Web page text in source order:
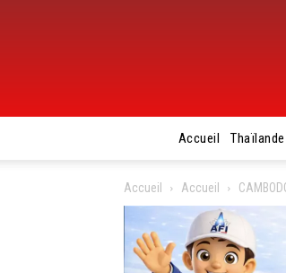
Accueil Thaïlande
Accueil Accueil